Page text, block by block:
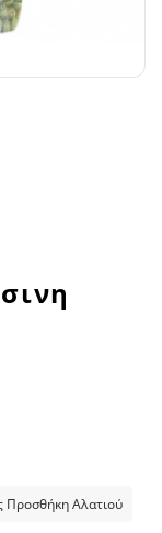
Προσθήκη Αλατιού